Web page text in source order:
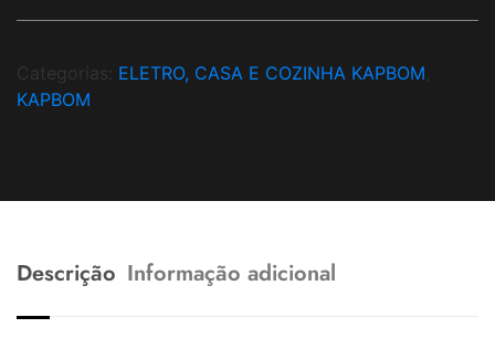
Categorias: ELETRO, CASA E COZINHA KAPBOM,
KAPBOM
Descrição Informação adicional